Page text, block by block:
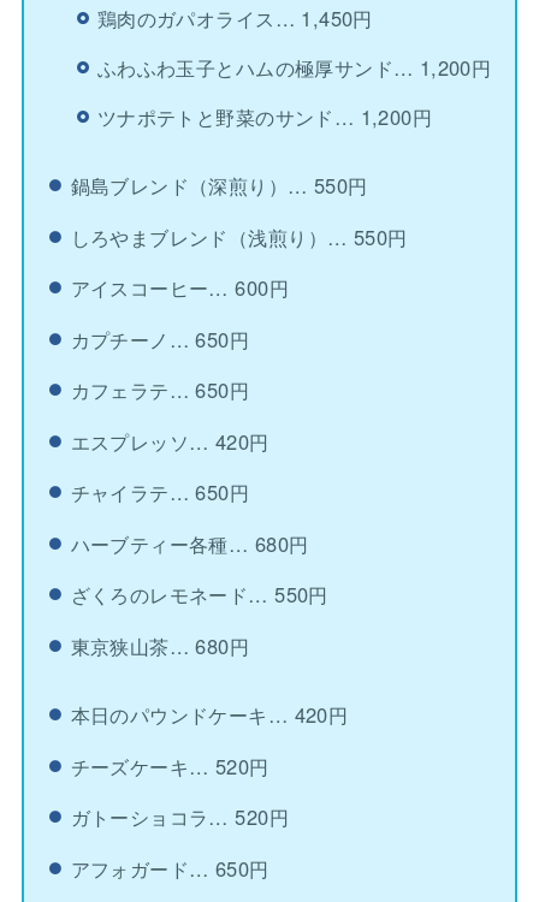
鶏肉のガパオライス… 1,450円
ふわふわ玉子とハムの極厚サンド… 1,200円
ツナポテトと野菜のサンド… 1,200円
鍋島ブレンド（深煎り）… 550円
しろやまブレンド（浅煎り）… 550円
アイスコーヒー… 600円
カプチーノ… 650円
カフェラテ… 650円
エスプレッソ… 420円
チャイラテ… 650円
ハーブティー各種… 680円
ざくろのレモネード… 550円
東京狭山茶… 680円
本日のパウンドケーキ… 420円
チーズケーキ… 520円
ガトーショコラ… 520円
アフォガード… 650円